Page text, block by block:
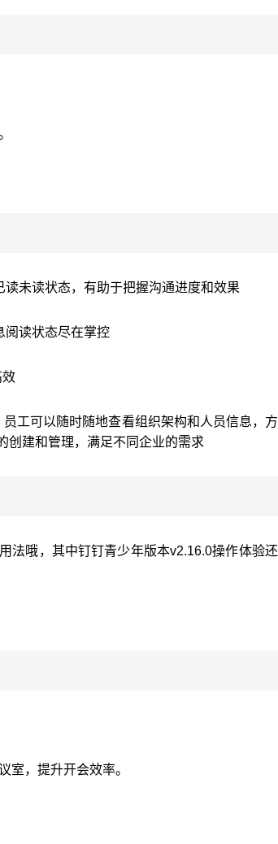
未读状态，有助于把握沟通进度和效果
阅读状态尽在掌控
效
工可以随时随地查看组织架构和人员信息，
创建和管理，满足不同企业的需求
法哦，其中钉钉青少年版本v2.16.0操作体验
室，提升开会效率。